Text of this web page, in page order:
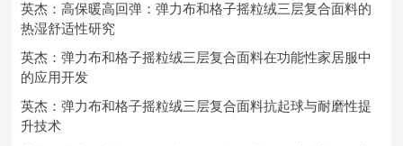
英杰：高保暖高回弹：弹力布和格子摇粒绒三层复合面料的
热湿舒适性研究
英杰：弹力布和格子摇粒绒三层复合面料在功能性家居服中
的应用开发
英杰：弹力布和格子摇粒绒三层复合面料抗起球与耐磨性提
升技术